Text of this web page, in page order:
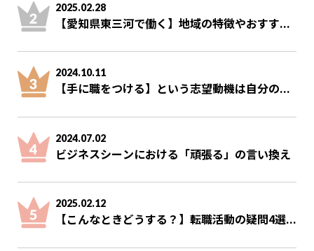
2025.02.28
【愛知県東三河で働く】地域の特徴やおすす...
2024.10.11
【手に職をつける】という志望動機は自分の...
2024.07.02
ビジネスシーンにおける「頑張る」の言い換え
2025.02.12
【こんなときどうする？】転職活動の疑問4選...